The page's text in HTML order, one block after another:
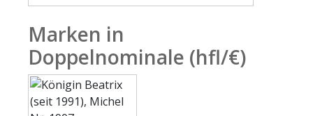
Marken in
Doppelnominale (hfl/€)